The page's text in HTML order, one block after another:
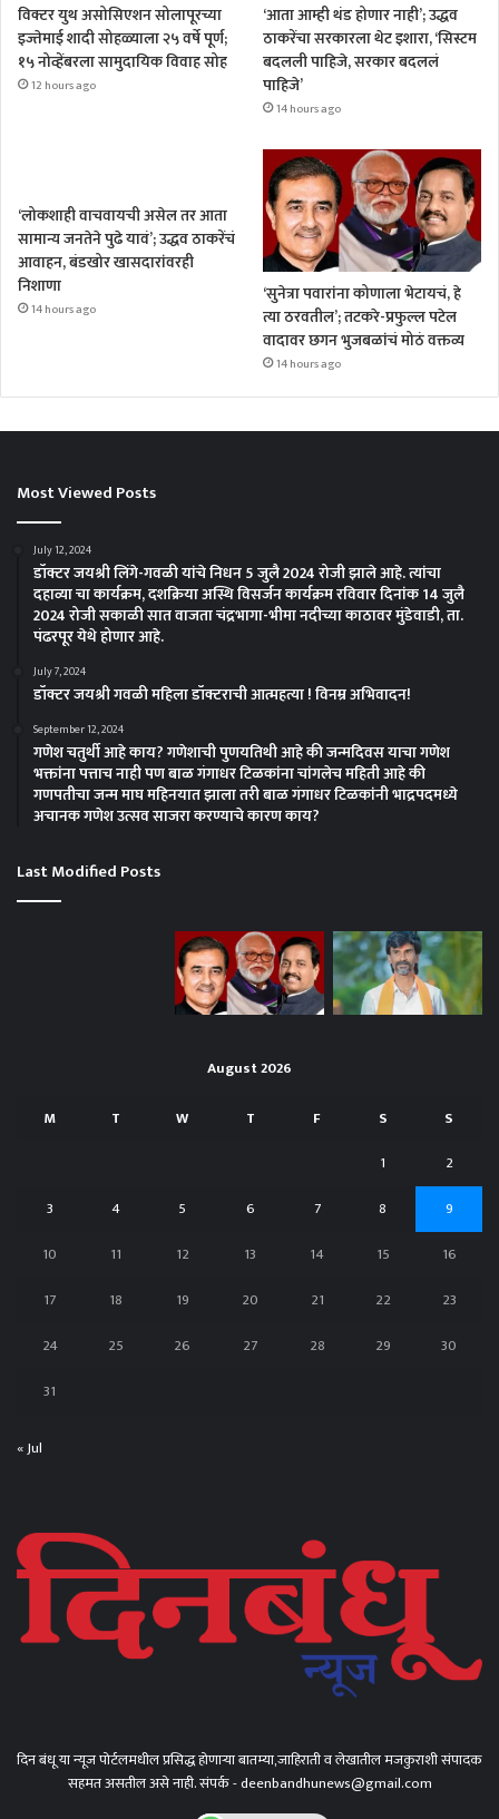
विक्टर युथ असोसिएशन सोलापूरच्या
इज्तेमाई शादी सोहळ्याला २५ वर्षे पूर्ण;
१५ नोव्हेंबरला सामुदायिक विवाह सोह
12 hours ago
‘आता आम्ही थंड होणार नाही’; उद्धव
ठाकरेंचा सरकारला थेट इशारा, ‘सिस्टम
बदलली पाहिजे, सरकार बदललं
पाहिजे’
14 hours ago
‘लोकशाही वाचवायची असेल तर आता
सामान्य जनतेने पुढे यावं’; उद्धव ठाकरेंचं
आवाहन, बंडखोर खासदारांवरही
निशाणा
14 hours ago
‘सुनेत्रा पवारांना कोणाला भेटायचं, हे
त्या ठरवतील’; तटकरे-प्रफुल्ल पटेल
वादावर छगन भुजबळांचं मोठं वक्तव्य
14 hours ago
Most Viewed Posts
July 12, 2024
डॉक्टर जयश्री लिंगे-गवळी यांचे निधन 5 जुलै 2024 रोजी झाले आहे. त्यांचा
दहाव्या चा कार्यक्रम, दशक्रिया अस्थि विसर्जन कार्यक्रम रविवार दिनांक 14 जुलै
2024 रोजी सकाळी सात वाजता चंद्रभागा-भीमा नदीच्या काठावर मुंडेवाडी, ता.
पंढरपूर येथे होणार आहे.
July 7, 2024
डॉक्टर जयश्री गवळी महिला डॉक्टराची आत्महत्या ! विनम्र अभिवादन!
September 12, 2024
गणेश चतुर्थी आहे काय? गणेशाची पुणयतिथी आहे की जन्मदिवस याचा गणेश
भक्तांना पत्ताच नाही पण बाळ गंगाधर टिळकांना चांगलेच महिती आहे की
गणपतीचा जन्म माघ महिनयात झाला तरी बाळ गंगाधर टिळकांनी भाद्रपदमध्ये
अचानक गणेश उत्सव साजरा करण्याचे कारण काय?
Last Modified Posts
August 2026
M T W T F S
S
1
2
3
4 5 6 7 8
9
10
11 12 13 14 15
16
17
18 19 20 21 22
23
24
25 26 27 28 29
30
31
« Jul
दिन बंधू या न्यूज पोर्टलमधील प्रसिद्ध होणाऱ्या बातम्या,जाहिराती व लेखातील मजकुराशी संपादक
सहमत असतील असे नाही. संपर्क - deenbandhunews@gmail.com